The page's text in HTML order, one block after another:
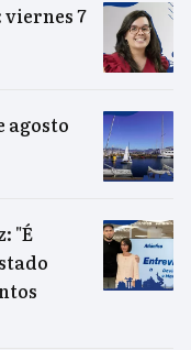
viernes 7
agosto
"É